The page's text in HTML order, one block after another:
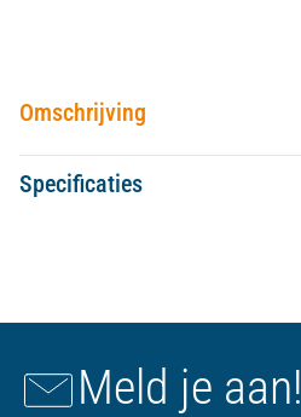
Omschrijving
Specificaties
Meld je aan!